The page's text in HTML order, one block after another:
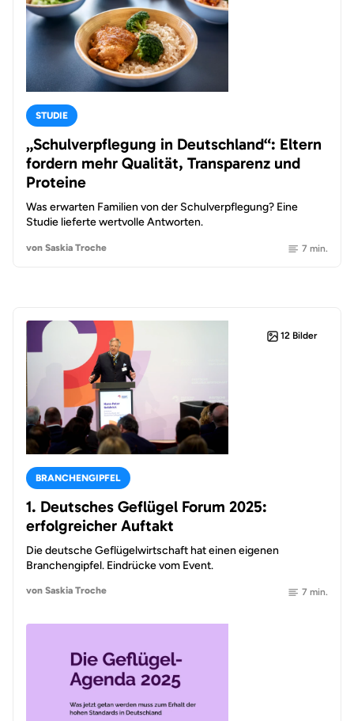
STUDIE
„Schulverpflegung in Deutschland“: Eltern
fordern mehr Qualität, Transparenz und
Proteine
Was erwarten Familien von der Schulverpflegung? Eine
Studie lieferte wertvolle Antworten.
von Saskia Troche 7 min.
12 Bilder
BRANCHENGIPFEL
1. Deutsches Geflügel Forum 2025:
erfolgreicher Auftakt
Die deutsche Geflügelwirtschaft hat einen eigenen
Branchengipfel. Eindrücke vom Event.
von Saskia Troche 7 min.